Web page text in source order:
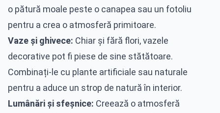
o pătură moale peste o canapea sau un fotoliu
pentru a crea o atmosferă primitoare.
Vaze și ghivece: Chiar și fără flori, vazele
decorative pot fi piese de sine stătătoare.
Combinați-le cu plante artificiale sau naturale
pentru a aduce un strop de natură în interior.
Lumânări și sfeșnice: Creează o atmosferă